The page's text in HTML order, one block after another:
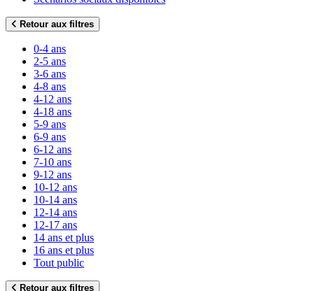
Retour aux filtres
0-4 ans
2-5 ans
3-6 ans
4-8 ans
4-12 ans
4-18 ans
5-9 ans
6-9 ans
6-12 ans
7-10 ans
9-12 ans
10-12 ans
10-14 ans
12-14 ans
12-17 ans
14 ans et plus
16 ans et plus
Tout public
Retour aux filtres